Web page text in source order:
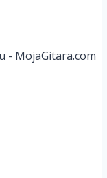
- MojaGitara.com